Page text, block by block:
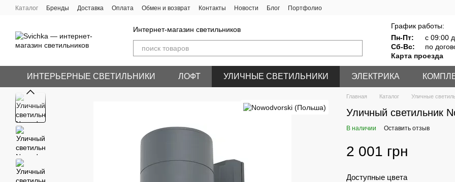
Перейти к основному контенту
Каталог Бренды Доставка Оплата Обмен и возврат Контакты Новости Блог Портфолио
Интернет-магазин светильников
График работы:
Пн-Пт:
с 09:00
Сб-Вс:
по
Карта проезда
ИНТЕРЬЕРНЫЕ СВЕТИЛЬНИКИ ЛОФТ УЛИЧНЫЕ СВЕТИЛЬНИКИ ЭЛЕКТРИКА
Главная Каталог Уличные
Уличный светильник
В наличии Оставить отзыв
2 001 грн
Доступные цвета